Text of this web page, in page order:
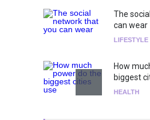
The
can wear
LIFESTYLE
How
biggest
HEALTH